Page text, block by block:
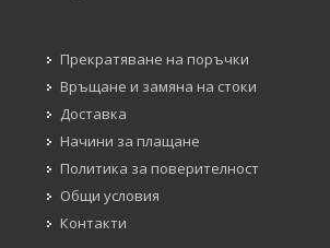
Прекратяване на поръчки
Връщане и замяна на стоки
Доставка
Начини за плащане
Политика за поверителност
Общи условия
Контакти